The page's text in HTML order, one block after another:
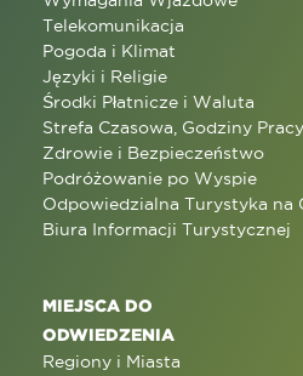
Telekomunikacja
Pogoda i Klimat
Języki i Religie
Środki Płatnicze i Waluta
Strefa Czasowa, Godziny
Zdrowie i Bezpieczeństwo
Podróżowanie po Wyspie
Odpowiedzialna Turystyka na
Biura Informacji Turystycznej
MIEJSCA DO
ODWIEDZENIA
Regiony i Miasta